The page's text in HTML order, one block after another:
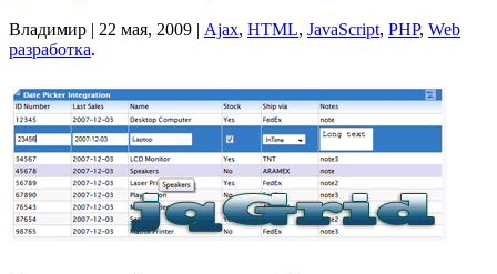
Владимир | 22 мая, 2009 | Ajax, HTML, JavaScript, PHP, Web
разработка.